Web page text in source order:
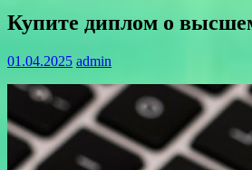
Купите диплом о
01.04.2025 admin